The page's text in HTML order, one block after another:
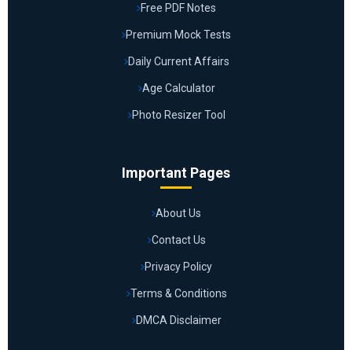
Free PDF Notes
Premium Mock Tests
Daily Current Affairs
Age Calculator
Photo Resizer Tool
Important Pages
About Us
Contact Us
Privacy Policy
Terms & Conditions
DMCA Disclaimer